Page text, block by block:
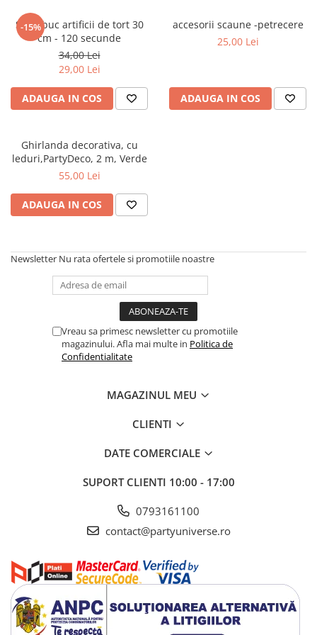
Seturi de artificii
Stroboscoape
Torte de stadion
Vulcani electrici
Kendama Special
Kendama Super Sticky
Kendama Super Sticky Big Cup V2
Kendama Zen V3 Cupe Mari
Petreceri Sportive
-15%
Set 4 buc artificii de tort 30
cm - 120 secunde
34,00 Lei
29,00 Lei
ADAUGA IN COS
accesorii scaune -petrecere
25,00 Lei
ADAUGA IN COS
Ghirlanda decorativa, cu
leduri,PartyDeco, 2 m, Verde
55,00 Lei
ADAUGA IN COS
Newsletter Nu rata ofertele si promotiile noastre
Vreau sa primesc newsletter cu promotiile
magazinului. Afla mai multe in Politica de
Confidentialitate
MAGAZINUL MEU
CLIENTI
DATE COMERCIALE
SUPORT CLIENTI 10:00 - 17:00
0793161100
contact@partyuniverse.ro